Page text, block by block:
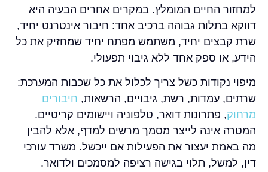
למחזור החיים המומלץ. במקרים אחרים הבעיה היא
דווקא בתלות גבוהה ברכיב אחד: חיבור אינטרנט יחיד,
שרת קבצים יחיד, משתמש מפתח יחיד שמחזיק את כל
הידע, או ספק אחד ללא גיבוי תפעולי.
מיפוי נקודות כשל צריך לכלול את כל שכבות המערכת:
שרתים, עמדות, רשת, גיבויים, הרשאות, חיבורים
מרחוק, פתרונות דואר, טלפוניה ויישומים קריטיים.
המטרה אינה לייצר מסמך מרשים למדף, אלא להבין
מה באמת יעצור את הפעילות אם ייכשל. משרד עורכי
דין, למשל, תלוי בגישה רציפה למסמכים ולדואר.